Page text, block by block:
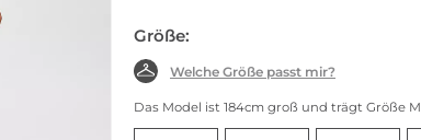
Größe:
Welche Größe passt mir?
Das Model ist 184cm groß und trägt Größe M